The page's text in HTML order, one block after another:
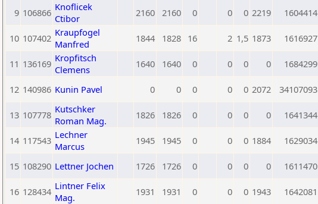
9 106866 Knoflicek
Ctibor
2160 2160 0 0 0 2219 1604414
10 107402 Kraupfogel
Manfred
1844 1828 16 2 1,5 1873 1616927
11 136169 Kropfitsch
Clemens
1640 1640 0 0 0 0 1684299
12 140986 Kunin Pavel 0 0 0 0 0 2072 34107093
13 107778 Kutschker
Roman Mag.
1826 1826 0 0 0 0 1641344
14 117543 Lechner
Marcus
1945 1945 0 0 0 1884 1629034
15 108290 Lettner Jochen 1726 1726 0 0 0 0 1611470
16 128434 Lintner Felix
Mag.
1931 1931 0 0 0 1943 1642081